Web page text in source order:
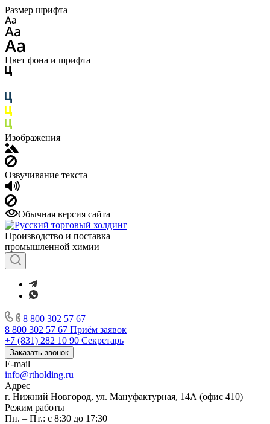
Размер шрифта
Цвет фона и шрифта
Изображения
Озвучивание текста
Обычная версия сайта
Производство и поставка
промышленной химии
8 800 302 57 67
8 800 302 57 67 Приём заявок
+7 (831) 282 10 90 Секретарь
Заказать звонок
E-mail
info@rtholding.ru
Адрес
г. Нижний Новгород, ул. Мануфактурная, 14А (офис 410)
Режим работы
Пн. – Пт.: с 8:30 до 17:30